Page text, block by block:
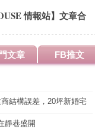
情報站】文章合
文章 FB推文
結構誤差，20坪新婚宅
靜巷盛開